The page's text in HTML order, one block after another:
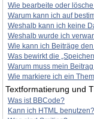
Wie bearbeite oder
Warum kann ich auf
Weshalb kann ich keine
Weshalb wurde ich
Wie kann ich Beiträge
Was bewirkt die
Warum muss mein
Wie markiere ich ein
Textformatierung und
Was ist BBCode?
Kann ich HTML benutzen?